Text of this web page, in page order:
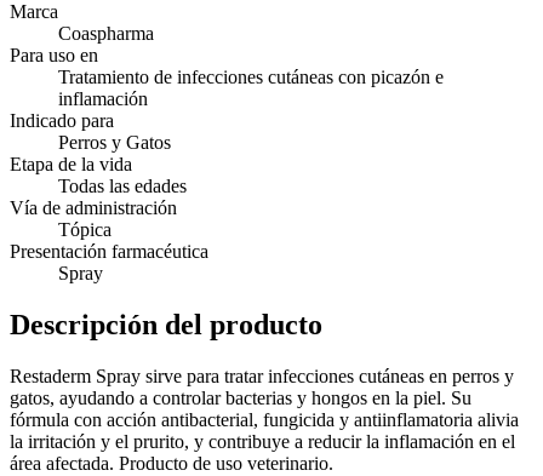
Marca
Coaspharma
Para uso en
Tratamiento de infecciones cutáneas con picazón e
inflamación
Indicado para
Perros y Gatos
Etapa de la vida
Todas las edades
Vía de administración
Tópica
Presentación farmacéutica
Spray
Descripción del producto
Restaderm Spray sirve para tratar infecciones cutáneas en perros y
gatos, ayudando a controlar bacterias y hongos en la piel. Su
fórmula con acción antibacterial, fungicida y antiinflamatoria alivia
la irritación y el prurito, y contribuye a reducir la inflamación en el
área afectada. Producto de uso veterinario.